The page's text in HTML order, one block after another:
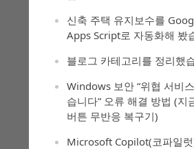
신축 주택 유지보수를
Apps Script로 자동화해 봤
블로그 카테고리를 정리했
Windows 보안 “위협 서비
습니다” 오류 해결 방법 (지
버튼 무반응 복구기)
Microsoft Copilot(코파일럿